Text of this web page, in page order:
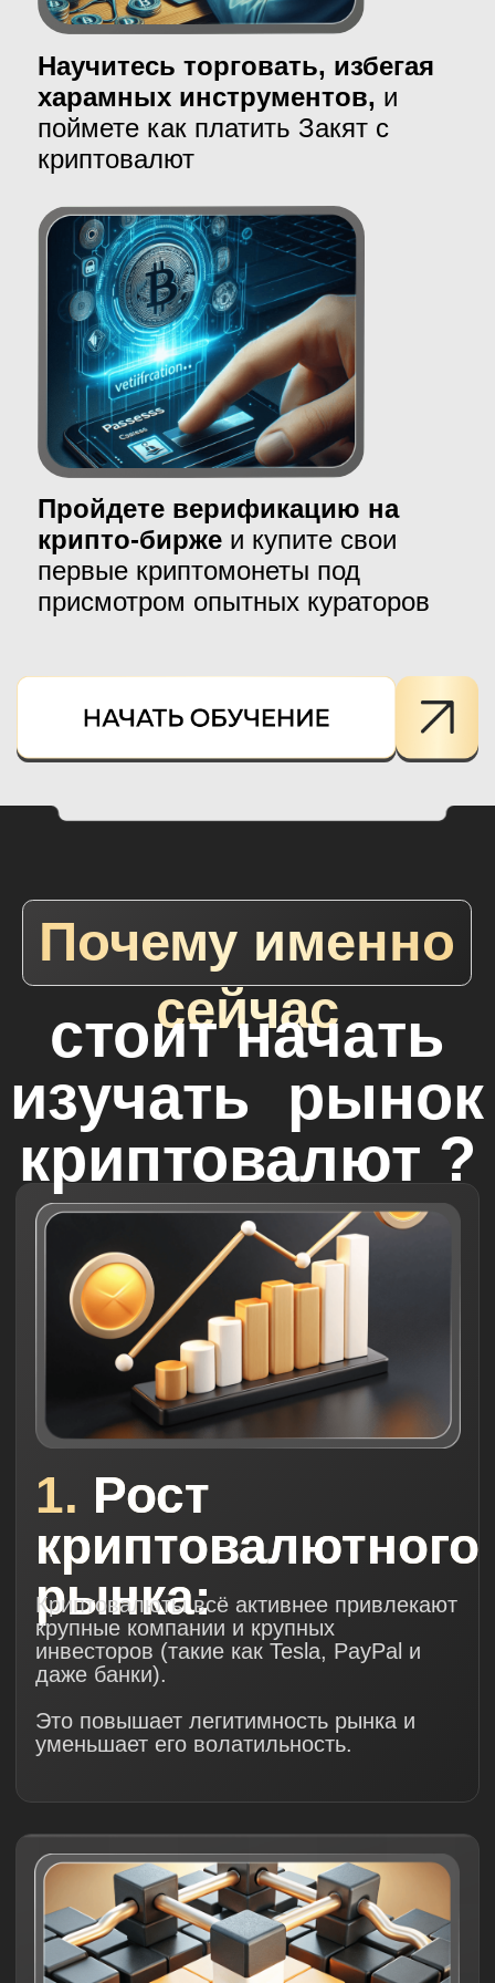
Низкие цены
из-за коррекции
рынка:
Криптовалюты известны своей
волатильностью, и после серьёзных
коррекций могут следовать длительные
фазы роста. Многие опытные инвесторы
используют моменты коррекции для
покупки активов по сниженным ценам.
На курсе вы научитесь использовать
такие моменты и закупиться по самым
из 2
КУРСОВ
КУРС 1
Криптовалюта
положения
Виды криптовалют
Виды криптобирж
Покупка криптовалюты
Как хранить криптовалюту
Закон и регулирование
Биткоин. Шариатские нормы
Закят с криптовалюты
Майнинг
Стейкинг и фарминг
Фундаментальный анализ
Стратегия: трейдинг или
пассивный портфельный подход?
Стратегия: пассивный
портфельный доход. Примеры
ICO и сжигание
Арбитраж
Изучите основы криптовалюты и
Шариатские нормы в данном
вопросе
Научитесь безопасно покупать,
продавать, переводить и
хранить криптовалюту
Зарегистрируетесь в
криптобиржах и купите свои
первые криптомонеты под
Начнете уверенно
дополните свой инвестиционный
портфель
Научитесь торговать так, чтобы
не попасть в харам и с
пониманием, как платить Закят
со своих денег
Научитесь основам
результат: